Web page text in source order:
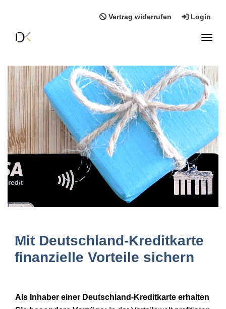
Vertrag widerrufen Login
Mit Deutschland-Kreditkarte
finanzielle Vorteile sichern
Als Inhaber einer Deutschland-Kreditkarte erhalten